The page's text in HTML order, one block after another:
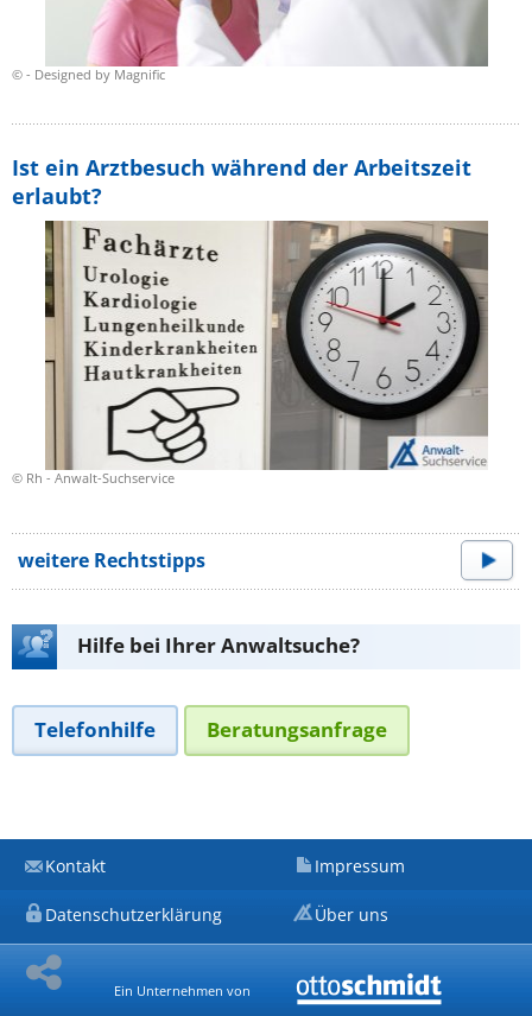
© - Designed by Magnific
© Rh - Anwalt-Suchservice
Ist ein Arztbesuch während der Arbeitszeit
erlaubt?
weitere Rechtstipps
Hilfe bei Ihrer Anwaltsuche?
Telefonhilfe Beratungsanfrage
Kontakt Impressum
Datenschutzerklärung Über uns
Ein Unternehmen von